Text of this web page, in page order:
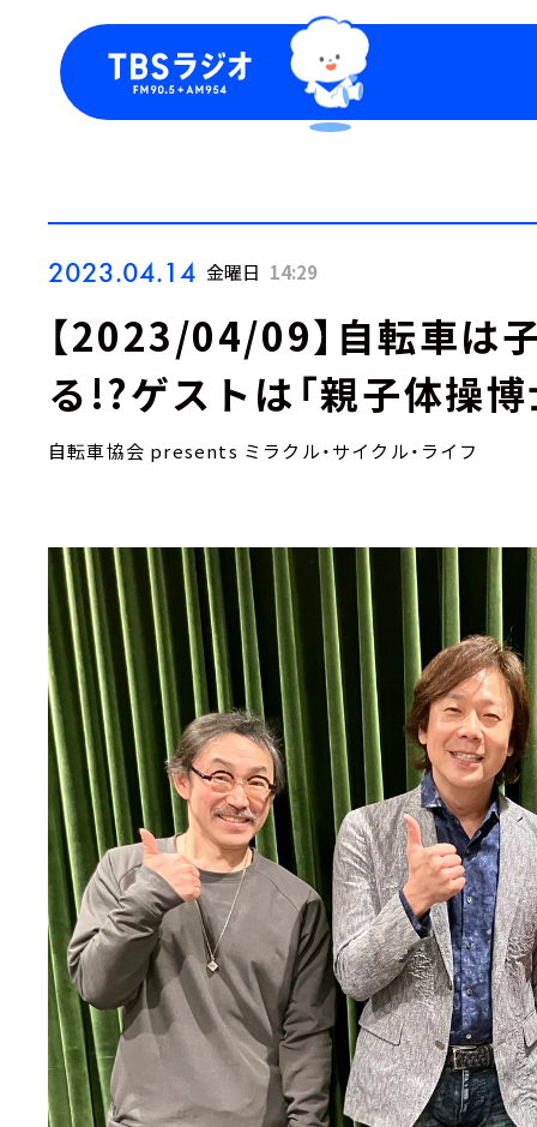
2023.04.14 金曜日 14:29
【2023/04/09】自転車は
る!?ゲストは「親子体操博
自転車協会 presents ミラクル・サイクル・ライフ